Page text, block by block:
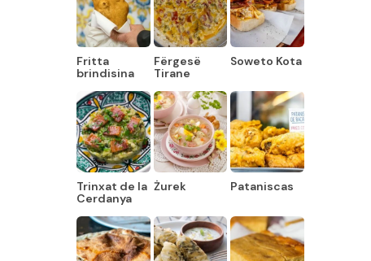
Fritta
brindisina
Fërgesë
Tirane
Soweto Kota
Trinxat de la
Cerdanya
Żurek Pataniscas